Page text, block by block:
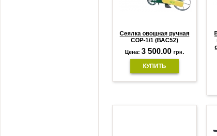
Сеялка овощная ручная
СОР-1/1 (ВАС52)
Цена: 3 500.00 грн.
КУПИТЬ